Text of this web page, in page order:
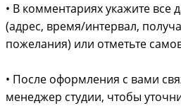
• В комментариях укажите все
(адрес, время/интервал,
пожелания) или отметьте
• После оформления с вами
менеджер студии, чтобы